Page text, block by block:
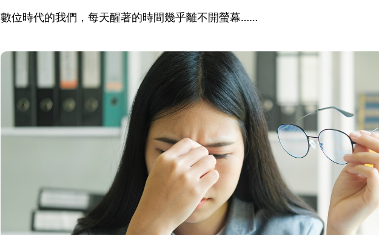
數位時代的我們，每天醒著的時間幾乎離不開螢幕……